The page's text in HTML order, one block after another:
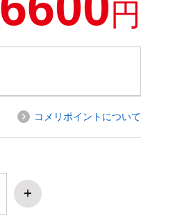
円
コメリポイントについて